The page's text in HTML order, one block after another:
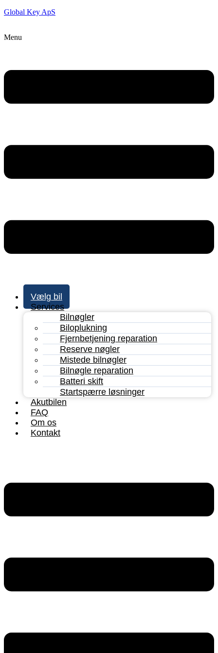
Global Key ApS
Menu
Vælg bil
Services
Bilnøgler
Biloplukning
Fjernbetjening reparation
Reserve nøgler
Mistede bilnøgler
Bilnøgle reparation
Batteri skift
Startspærre løsninger
Akutbilen
FAQ
Om os
Kontakt